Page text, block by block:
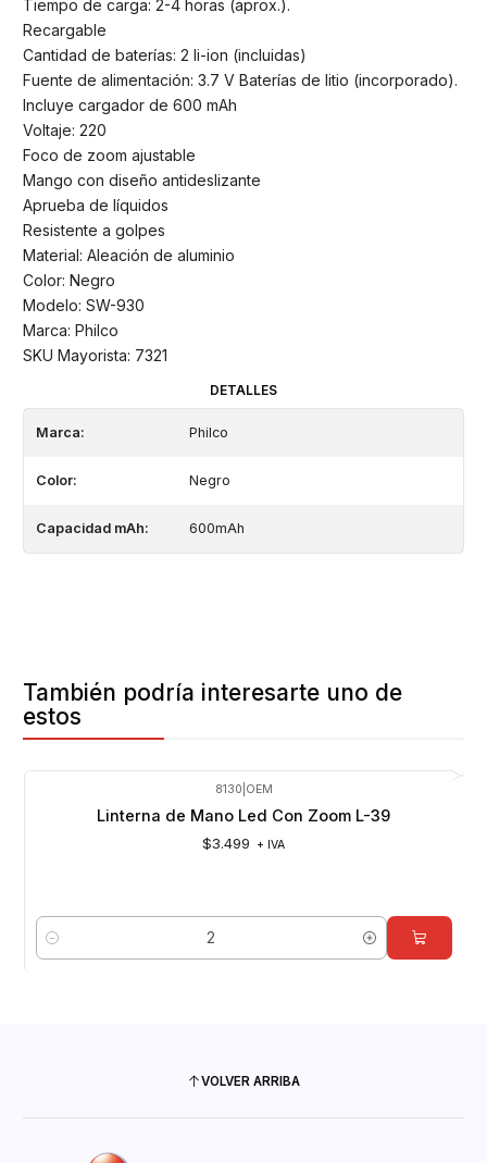
Tiempo de carga: 2-4 horas (aprox.).
Recargable
Cantidad de baterías: 2 li-ion (incluidas)
Fuente de alimentación: 3.7 V Baterías de litio (incorporado).
Incluye cargador de 600 mAh
Voltaje: 220
Foco de zoom ajustable
Mango con diseño antideslizante
Aprueba de líquidos
Resistente a golpes
Material: Aleación de aluminio
Color: Negro
Modelo: SW-930
Marca: Philco
SKU Mayorista: 7321
DETALLES
Marca: Philco
Color: Negro
Capacidad mAh: 600mAh
También podría interesarte uno de
estos
8130 OEM
Linterna de Mano Led Con Zoom L-39
$3.499 + IVA
Cantidad
VOLVER ARRIBA